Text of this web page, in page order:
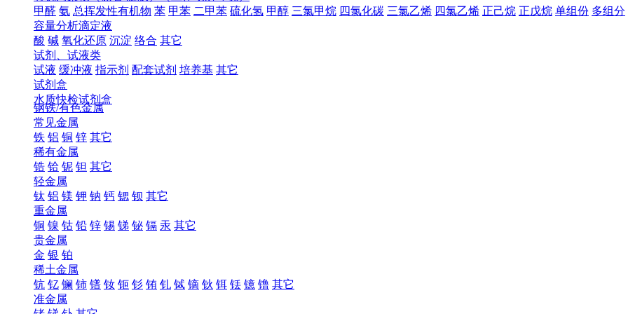
甲醛 氨 总挥发性有机物 苯 甲苯 二甲苯 硫化氢 甲醇 三氯甲烷 四氯化碳 三氯乙烯 四氯乙烯 正己烷 正戊烷 单组份 多组分
容量分析滴定液
酸 碱 氧化还原 沉淀 络合 其它
试剂、试液类
试液 缓冲液 指示剂 配套试剂 培养基 其它
试剂盒
水质快检试剂盒
钢铁/有色金属
常见金属
铁 铝 铜 锌 其它
稀有金属
锆 铪 铌 钽 其它
轻金属
钛 铝 镁 钾 钠 钙 锶 钡 其它
重金属
铜 镍 钴 铅 锌 锡 锑 铋 镉 汞 其它
贵金属
金 银 铂
稀土金属
钪 钇 镧 铈 镨 钕 钷 钐 铕 钆 铽 镝 钬 铒 铥 镱 镥 其它
准金属